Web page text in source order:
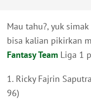
Mau tahu?, yuk
bisa kalian pikirkan
Fantasy Team Liga 1
1. Ricky Fajrin
96)